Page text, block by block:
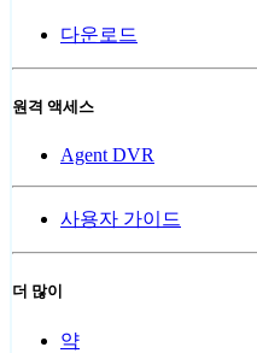
다운로드
원격 액세스
Agent DVR
사용자 가이드
더 많이
약